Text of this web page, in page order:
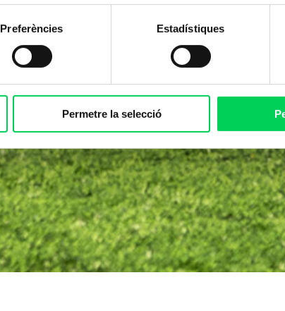
Preferències Estadístiques
Permetre la selecció